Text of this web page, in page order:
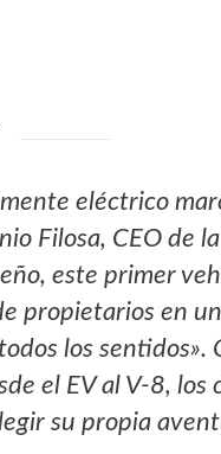
eléctrico
Filosa, CEO de
este primer
propietarios en
los sentidos».
el EV al V-8,
su propia